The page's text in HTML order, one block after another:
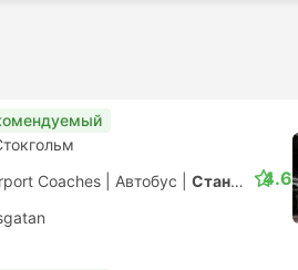
Coaches Автобус Стандарт с конд. 4.6